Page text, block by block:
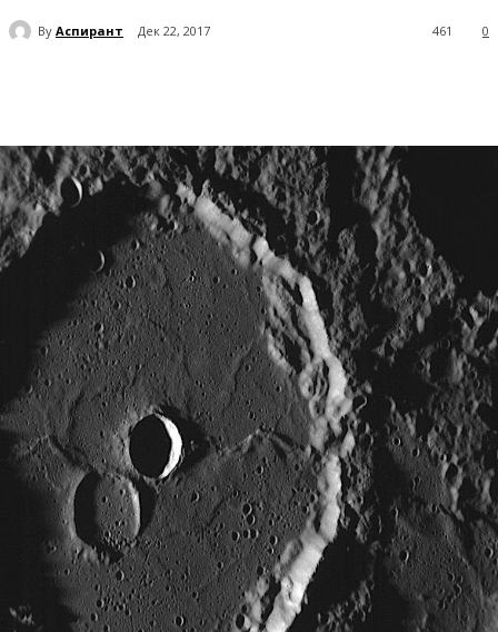
By Аспирант Дек 22, 2017 0
461